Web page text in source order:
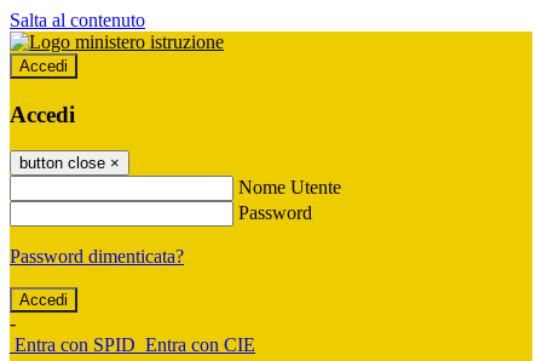
Salta al contenuto
Accedi
Accedi
button close ×
Nome Utente
Password
Password dimenticata?
-
Entra con SPID Entra con CIE